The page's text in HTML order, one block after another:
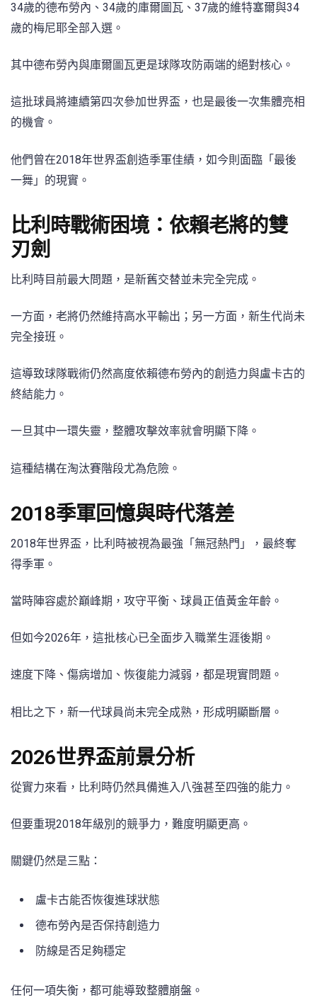
34歲的德布勞內、34歲的庫爾圖瓦、37歲的維特塞爾與34
歲的梅尼耶全部入選。
其中德布勞內與庫爾圖瓦更是球隊攻防兩端的絕對核心。
這批球員將連續第四次參加世界盃，也是最後一次集體亮相
的機會。
他們曾在2018年世界盃創造季軍佳績，如今則面臨「最後
一舞」的現實。
比利時戰術困境：依賴老將的雙
刃劍
比利時目前最大問題，是新舊交替並未完全完成。
一方面，老將仍然維持高水平輸出；另一方面，新生代尚未
完全接班。
這導致球隊戰術仍然高度依賴德布勞內的創造力與盧卡古的
終結能力。
一旦其中一環失靈，整體攻擊效率就會明顯下降。
這種結構在淘汰賽階段尤為危險。
2018季軍回憶與時代落差
2018年世界盃，比利時被視為最強「無冠熱門」，最終奪
得季軍。
當時陣容處於巔峰期，攻守平衡、球員正值黃金年齡。
但如今2026年，這批核心已全面步入職業生涯後期。
速度下降、傷病增加、恢復能力減弱，都是現實問題。
相比之下，新一代球員尚未完全成熟，形成明顯斷層。
2026世界盃前景分析
從實力來看，比利時仍然具備進入八強甚至四強的能力。
但要重現2018年級別的競爭力，難度明顯更高。
關鍵仍然是三點：
盧卡古能否恢復進球狀態
德布勞內是否保持創造力
防線是否足夠穩定
任何一項失衡，都可能導致整體崩盤。